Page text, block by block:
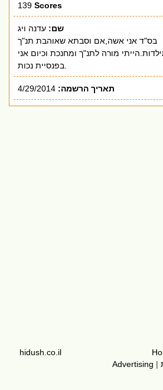
139 Scores
שם: עדנה ויג
בס"ד אני אשה,אם וסבתא שאוהבת תנ"ך
מורה לתנ"ך ומחנכת וכיום אני
תאריך הרשמה: 4/29/2014
Advertising |
hidush.co.il